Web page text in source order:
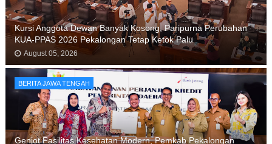
Kursi Anggota Dewan Banyak Kosong, Paripurna Perubahan
KUA-PPAS 2026 Pekalongan Tetap Ketok Palu
August 05, 2026
BERITA JAWA TENGAH
Genjot Fasilitas Kesehatan Modern, Pemkab Pekalongan